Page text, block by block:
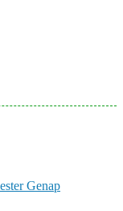
Genap